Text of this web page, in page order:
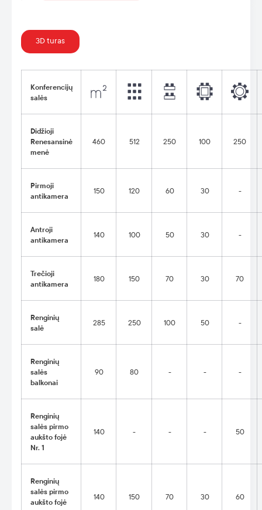
3D turas
Konferencijų
salės
Didžioji
Renesansinė
menė
460 512 250 100 250
Pirmoji
antikamera
150 120 60 30 -
Antroji
antikamera
140 100 50 30 -
Trečioji
antikamera
180 150 70 30 70
Renginių
salė
285 250 100 50 -
Renginių
salės
balkonai
90 80 - - -
Renginių
salės pirmo
aukšto fojė
Nr. 1
140 - - - 50
Renginių
salės pirmo
aukšto fojė
140 150 70 30 60